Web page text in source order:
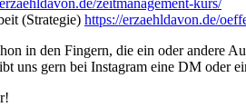
(Strategie) https://erzaehldavon.de/
in den Fingern, die ein oder andere
uns gern bei Instagram eine DM oder